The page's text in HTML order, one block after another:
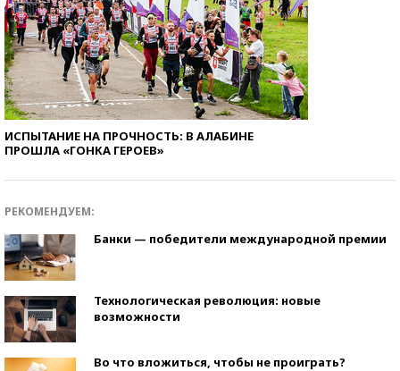
ИСПЫТАНИЕ НА ПРОЧНОСТЬ: В АЛАБИНЕ
ПРОШЛА «ГОНКА ГЕРОЕВ»
РЕКОМЕНДУЕМ:
Банки — победители международной премии
Технологическая революция: новые
возможности
Во что вложиться, чтобы не проиграть?